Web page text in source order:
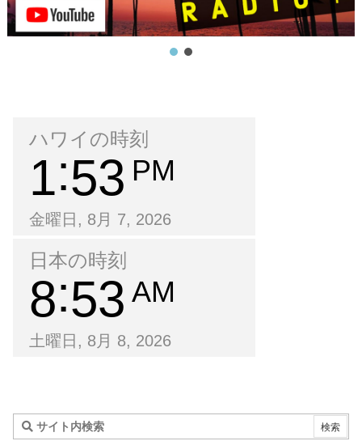
ハワイの時刻
1 53 PM
金曜日, 8月 7, 2026
日本の時刻
8 53 AM
土曜日, 8月 8, 2026